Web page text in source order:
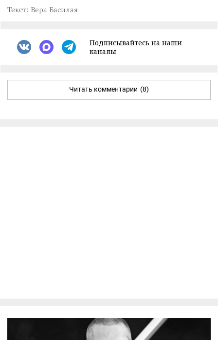
Текст: Вера Басилая
Подписывайтесь на наши
каналы
Читать комментарии (8)